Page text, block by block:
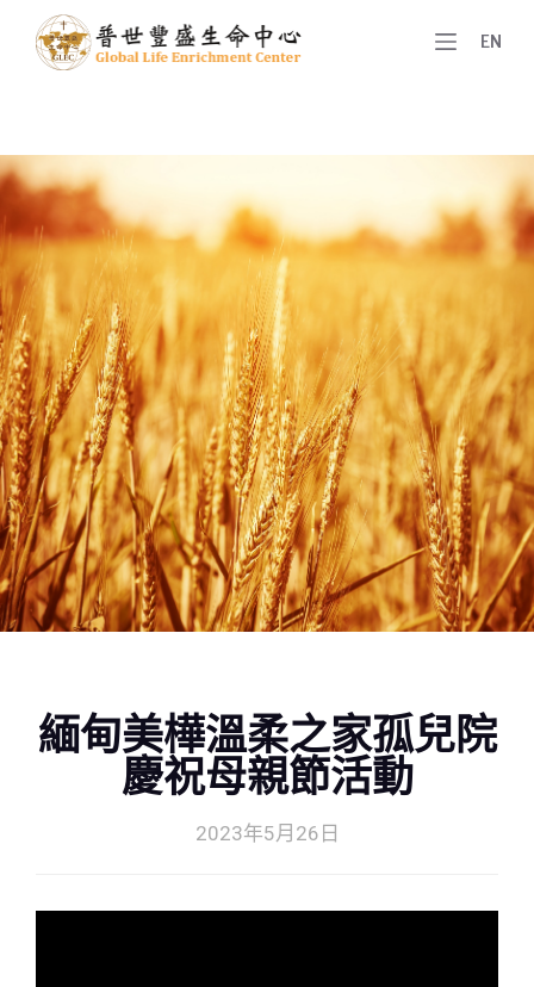
跳
至
內
容
EN
緬甸美樺溫柔之家孤兒院
慶祝母親節活動
2023年5月26日